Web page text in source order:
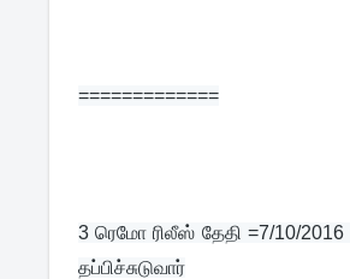
=============
3 ரெமோ ரிலீஸ் தேதி =7/10/
தப்பிச்சுடுவார்